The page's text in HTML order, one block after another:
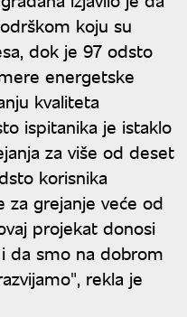
koju su
dok je 97 odsto
energetske
kvaliteta
ispitanika je istaklo
za više od deset
korisnika
za grejanje veće od
projekat donosi
da smo na dobrom
rekla je